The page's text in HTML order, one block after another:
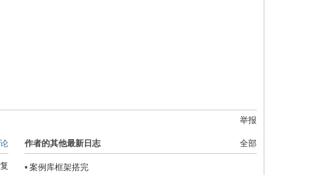
举报
全部
作者的其他最新日志
•案例库框架搭完